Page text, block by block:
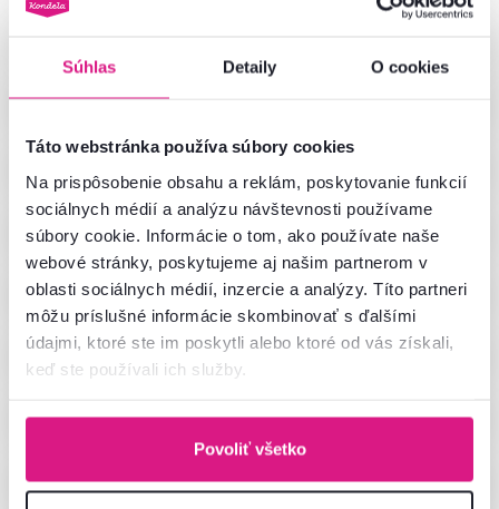
Súhlas Detaily O cookies
Táto webstránka používa súbory cookies
Na prispôsobenie obsahu a reklám, poskytovanie funkcií
sociálnych médií a analýzu návštevnosti používame
súbory cookie. Informácie o tom, ako používate naše
webové stránky, poskytujeme aj našim partnerom v
oblasti sociálnych médií, inzercie a analýzy. Títo partneri
môžu príslušné informácie skombinovať s ďalšími
údajmi, ktoré ste im poskytli alebo ktoré od vás získali,
keď ste používali ich služby.
Povoliť všetko
Eyco
Kentak
Teina